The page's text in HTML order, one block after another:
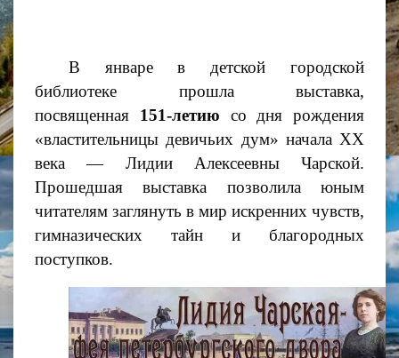
В январе в детской городской
библиотеке прошла выставка,
посвященная 151-летию со дня рождения
«властительницы девичьих дум» начала XX
века — Лидии Алексеевны Чарской.
Прошедшая выставка позволила юным
читателям заглянуть в мир искренних чувств,
гимназических тайн и благородных
поступков.